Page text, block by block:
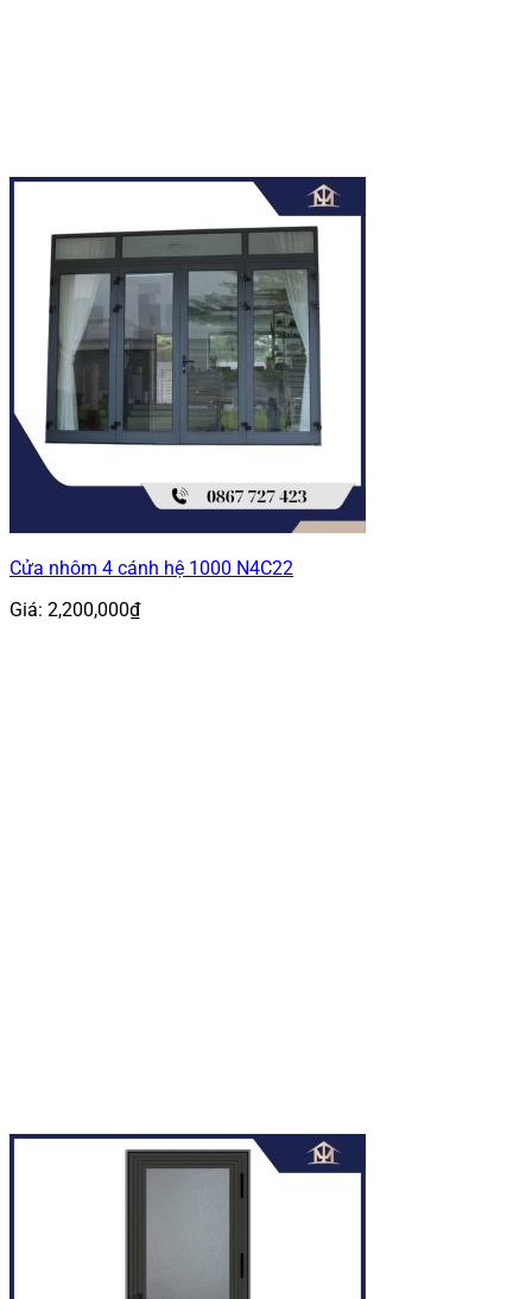
Cửa nhôm 4 cánh hệ 1000 N4C22
Giá: 2,200,000₫